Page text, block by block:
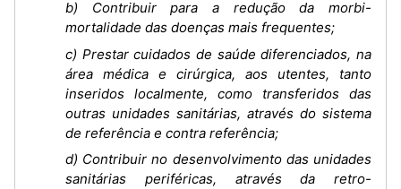
b) Contribuir para a redução da morbi-
mortalidade das doenças mais frequentes;
c) Prestar cuidados de saúde diferenciados, na
área médica e cirúrgica, aos utentes, tanto
inseridos localmente, como transferidos das
outras unidades sanitárias, através do sistema
de referência e contra referência;
d) Contribuir no desenvolvimento das unidades
sanitárias periféricas, através da retro-